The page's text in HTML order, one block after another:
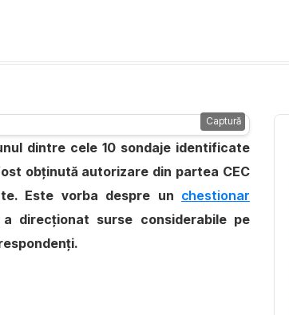
Captură
dintre cele 10 sondaje identificate
obținută autorizare din partea CEC
Este vorba despre un chestionar
direcționat surse considerabile pe